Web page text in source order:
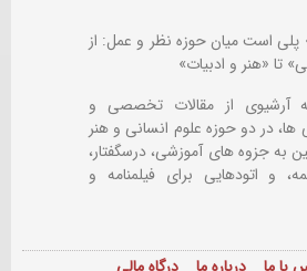
است میان حوزه نظر و عمل: از
تا «هنر و ادبیات»
آرشیوی از مقالات تخصصی و
در دو حوزه علوم انسانی و هنر
به جزوه های آموزشی، درسگفتار،
و اتودهایی برایفیلمنامه و